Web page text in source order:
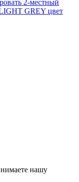
2-местный
GREY цвет
нашу